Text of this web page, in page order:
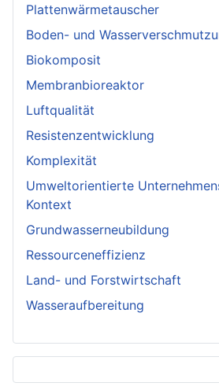
Plattenwärmetauscher
Boden- und
Biokomposit
Membranbioreaktor
Luftqualität
Resistenzentwicklung
Komplexität
Umweltorientierte
Kontext
Grundwasserneubildung
Ressourceneffizienz
Land- und Forstwirtschaft
Wasseraufbereitung